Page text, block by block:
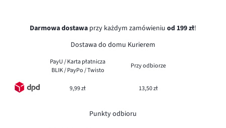
Darmowa dostawa przy każdym zamówieniu od 199 zł!
Dostawa do domu Kurierem
PayU / Karta płatnicza
BLIK / PayPo / Twisto
Przy odbiorze
9,99 zł 13,50 zł
Punkty odbioru